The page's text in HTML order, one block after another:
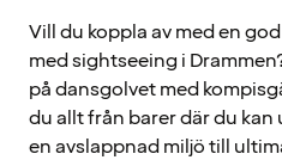
Vill du koppla av med en
med sightseeing i
på dansgolvet med
du allt från barer där du
en avslappnad miljö till